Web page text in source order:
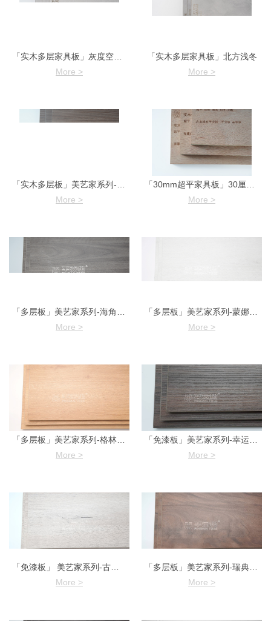
「实木多层家具板」灰度空间C
More >
「实木多层家具板」北方浅冬
More >
More >
More >
More >
More >
More >
More >
More >
More >